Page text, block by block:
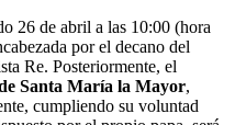
26 de abril a las 10:00 (hora
por el decano del
Re. Posteriormente, el
Santa María la Mayor,
cumpliendo su voluntad